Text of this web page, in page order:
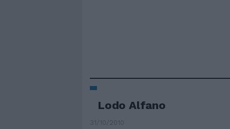
Lodo Alfano
31/10/2010